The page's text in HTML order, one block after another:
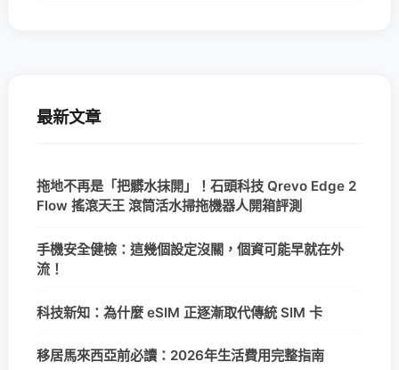
最新文章
拖地不再是「把髒水抹開」！石頭科技 Qrevo Edge 2
Flow 搖滾天王 滾筒活水掃拖機器人開箱評測
手機安全健檢：這幾個設定沒關，個資可能早就在外
流！
科技新知：為什麼 eSIM 正逐漸取代傳統 SIM 卡
移居馬來西亞前必讀：2026年生活費用完整指南